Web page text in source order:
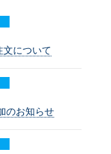
について
のお知らせ